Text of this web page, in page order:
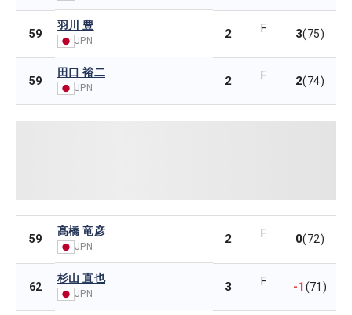
59
羽川 豊
JPN 2 F 3(75)
59
田口 裕二
JPN 2 F 2(74)
59
髙橋 竜彦
JPN
2 F 0(72)
62
杉山 直也
JPN 3 F -1(71)